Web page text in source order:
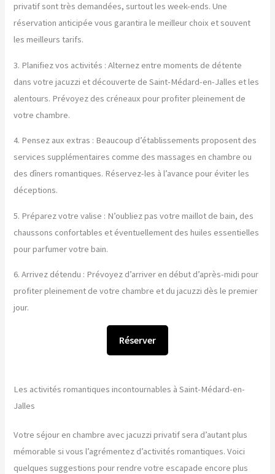
privatif sont très demandées, surtout les week-ends. Une
réservation anticipée vous garantira le meilleur choix et souvent
les meilleurs tarifs.
3. Planifiez vos activités : Alternez entre moments de détente
dans votre jacuzzi et découverte de Saint-Médard-en-Jalles et les
alentours. Prévoyez des créneaux pour profiter pleinement de
votre chambre.
4. Pensez aux extras : Beaucoup d’établissements proposent des
services supplémentaires comme des massages en chambre ou
des dîners romantiques. Réservez-les à l’avance pour éviter les
déceptions.
5. Préparez votre valise : N’oubliez pas votre maillot de bain, des
chaussons confortables et éventuellement des huiles essentielles
pour parfumer votre bain.
6. Arrivez détendu : Prévoyez d’arriver en début d’après-midi pour
profiter pleinement de votre chambre et du jacuzzi dès le premier
jour.
Réserver
Les activités romantiques incontournables à Saint-Médard-en-
Jalles
Votre séjour en chambre avec jacuzzi privatif sera d’autant plus
mémorable si vous l’agrémentez d’activités romantiques. Voici
quelques suggestions pour rendre votre escapade encore plus